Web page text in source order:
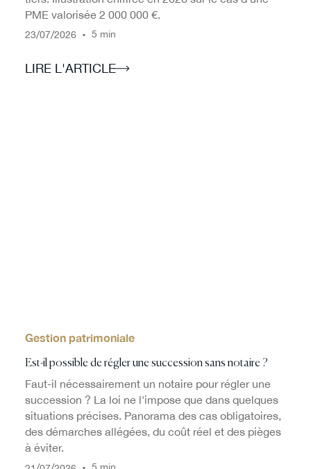
PME valorisée 2 000 000 €.
23/07/2026 • 5 min
LIRE L'ARTICLE
Gestion patrimoniale
Est-il possible de régler une succession sans notaire ?
Faut-il nécessairement un notaire pour régler une
succession ? La loi ne l'impose que dans quelques
situations précises. Panorama des cas obligatoires,
des démarches allégées, du coût réel et des pièges
à éviter.